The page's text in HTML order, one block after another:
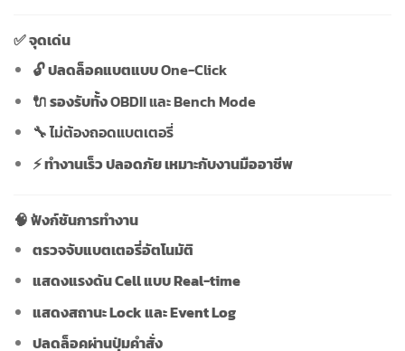
✅ จุดเด่น
🔓 ปลดล็อคแบตแบบOne-Click
🔌 รองรับทั้งOBDII และ Bench Mode
🔧ไม่ต้องถอดแบตเตอรี่
⚡ ทำงานเร็ว ปลอดภัย เหมาะกับงานมืออาชีพ
🧠 ฟังก์ชันการทำงาน
ตรวจจับแบตเตอรี่อัตโนมัติ
แสดงแรงดัน Cell แบบ Real-time
แสดงสถานะ Lock และ Event Log
ปลดล็อคผ่านปุ่มคำสั่ง